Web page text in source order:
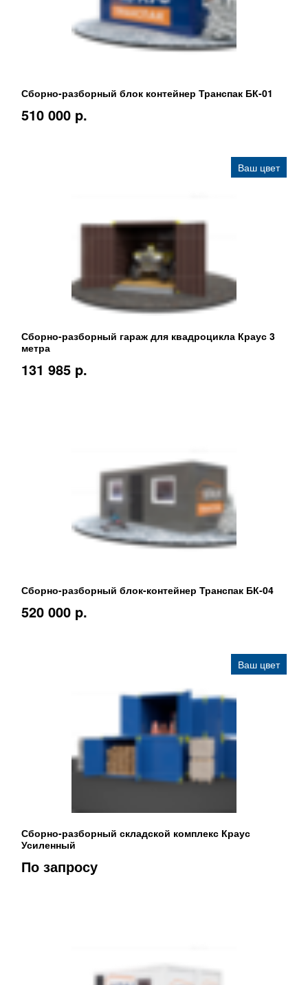
Сборно-разборный блок контейнер Транспак БК-01
510 000 p.
Ваш цвет
Сборно-разборный гараж для квадроцикла Краус 3
метра
131 985 p.
Сборно-разборный блок-контейнер Транспак БК-04
520 000 p.
Ваш цвет
Сборно-разборный складской комплекс Краус
Усиленный
По запросу